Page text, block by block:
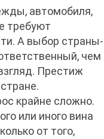
автомобиля,
требуют
А выбор страны-
чем
Престиж
крайне сложно.
или иного вина
от того,